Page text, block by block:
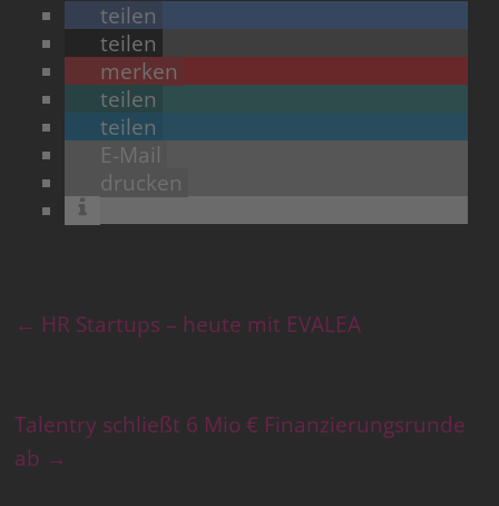
teilen
teilen
merken
teilen
teilen
E-Mail
drucken
← HR Startups – heute mit EVALEA
Talentry schließt 6 Mio € Finanzierungsrunde
ab →